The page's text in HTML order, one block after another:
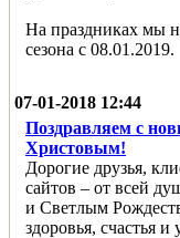
На праздниках мы
сезона с 08.01.2019.
07-01-2018 12:44
Поздравляем с
Христовым!
Дорогие друзья,
сайтов – от всей
и Светлым
здоровья, счастья